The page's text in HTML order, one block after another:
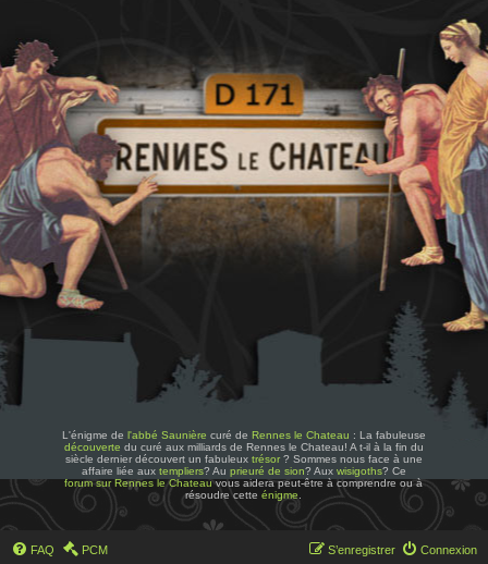
L'énigme de l'abbé Saunière curé de Rennes le Chateau : La fabuleuse
découverte du curé aux milliards de Rennes le Chateau! A t-il à la fin du
siècle dernier découvert un fabuleux trésor? Sommes nous face à une
affaire liée aux templiers? Au prieuré de sion? Aux wisigoths? Ce
forum sur Rennes le Chateauvous aidera peut-être à comprendre ou à
résoudre cetteénigme
FAQ PCM Connexion
S’enregistrer